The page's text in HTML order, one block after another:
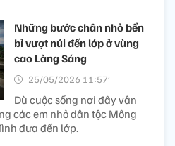
Những bước chân nhỏ bền
bỉ vượt núi đến lớp ở vùng
cao Làng Sáng
25/05/2026 11:57’
Dù cuộc sống nơi đây vẫn
các em nhỏ dân tộc Mông
đưa đến lớp.